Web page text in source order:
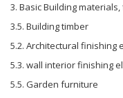
3. Basic Building
3.5. Building timber
5.2. Architectural finishing
5.3. wall interior finishing
5.5. Garden furniture